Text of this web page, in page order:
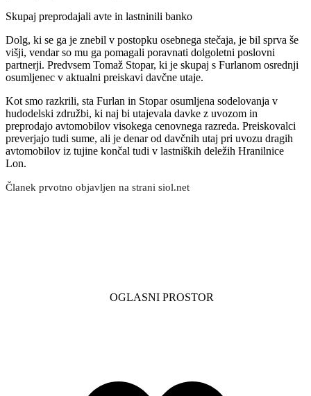
Skupaj preprodajali avte in lastninili banko
Dolg, ki se ga je znebil v postopku osebnega stečaja, je bil sprva še
višji, vendar so mu ga pomagali poravnati dolgoletni poslovni
partnerji. Predvsem Tomaž Stopar, ki je skupaj s Furlanom osrednji
osumljenec v aktualni preiskavi davčne utaje.
Kot smo razkrili, sta Furlan in Stopar osumljena sodelovanja v
hudodelski združbi, ki naj bi utajevala davke z uvozom in
preprodajo avtomobilov visokega cenovnega razreda. Preiskovalci
preverjajo tudi sume, ali je denar od davčnih utaj pri uvozu dragih
avtomobilov iz tujine končal tudi v lastniških deležih Hranilnice
Lon.
Članek prvotno objavljen na strani siol.net